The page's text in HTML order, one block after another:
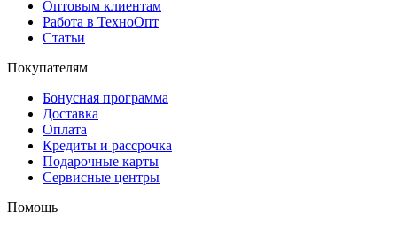
Оптовым клиентам
Работа в ТехноОпт
Статьи
Покупателям
Бонусная программа
Доставка
Оплата
Кредиты и рассрочка
Подарочные карты
Сервисные центры
Помощь